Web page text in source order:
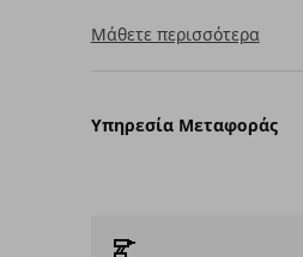
Μάθετε περισσότερα
Υπηρεσία Μεταφοράς